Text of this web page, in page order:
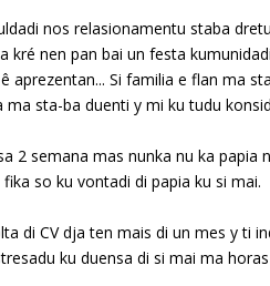
nos relasionamentu staba
kré nen pan bai un festa
aprezentan... Si familia e flan ma
sta-ba duenti y mi ku tudu
2 semana mas nunka nu ka
so ku vontadi di papia ku si mai.
di CV dja ten mais di un mes y ti
ku duensa di si mai ma